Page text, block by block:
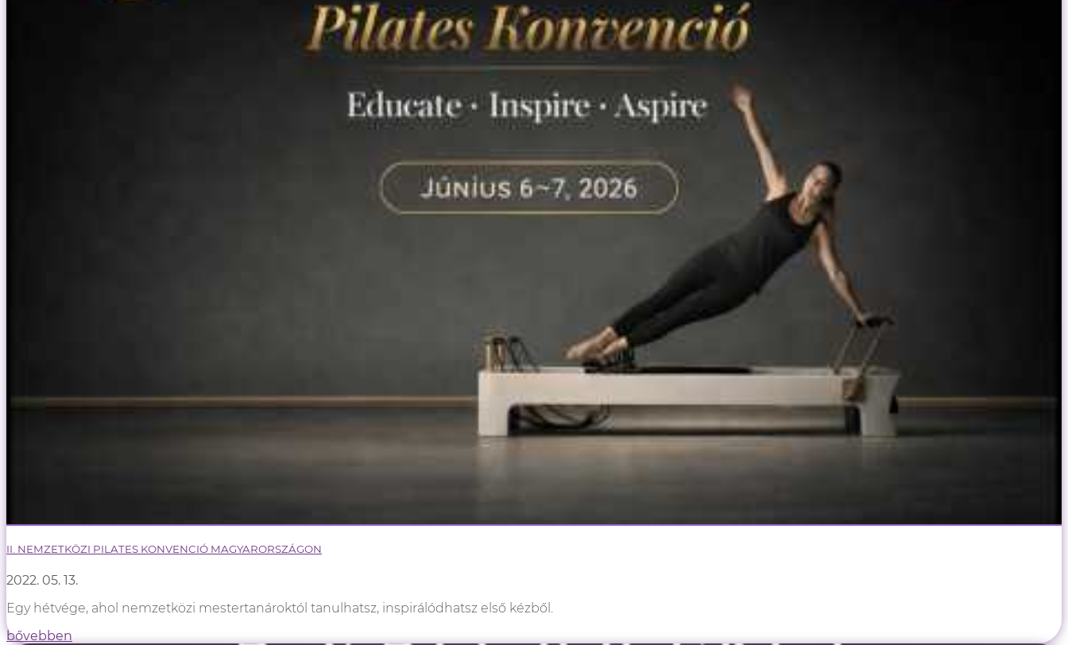
II. NEMZETKÖZI PILATES KONVENCIÓ MAGYARORSZÁGON
2022. 05. 13.
Egy hétvége, ahol nemzetközi mestertanároktól tanulhatsz, inspirálódhatsz első kézből.
bővebben